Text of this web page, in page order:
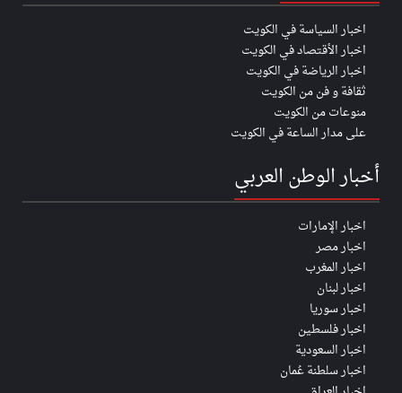
اخبار السياسة في الكويت
اخبار الأقتصاد في الكويت
اخبار الرياضة في الكويت
ثقافة و فن من الكويت
منوعات من الكويت
على مدار الساعة في الكويت
أخبار الوطن العربي
اخبار الإمارات
اخبار مصر
اخبار المغرب
اخبار لبنان
اخبار سوريا
اخبار فلسطين
اخبار السعودية
اخبار سلطنة عُمان